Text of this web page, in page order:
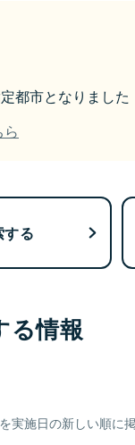
都市となりました
する
る情報
実施日の新しい順に